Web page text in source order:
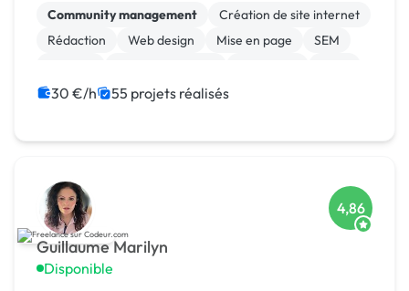
Community management
Création de site internet
Rédaction
Web design Mise en page
SEM
30 €/h 55 projets réalisés
Guillaume Marilyn
Disponible
4,86